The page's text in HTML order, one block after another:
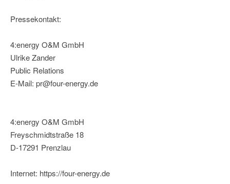
Pressekontakt:
4:energy O&M GmbH
Ulrike Zander
Public Relations
E-Mail: pr@four-energy.de
4:energy O&M GmbH
Freyschmidtstraße 18
D-17291 Prenzlau
Internet: https://four-energy.de